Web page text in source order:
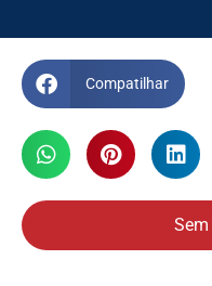
Compatilhar